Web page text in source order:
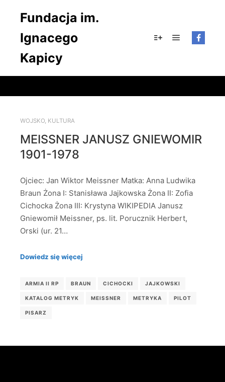
Fundacja im.
Ignacego
Kapicy
WOJSKO, KULTURA
MEISSNER JANUSZ GNIEWOMIR
1901-1978
Ojciec: Jan Wiktor Meissner Matka: Anna Ludwika
Braun Żona I: Stanisława Jajkowska Żona II: Zofia
Cichocka Żona III: Krystyna WIKIPEDIA Janusz
Gniewomił Meissner, ps. lit. Porucznik Herbert,
Orski (ur. 21…
Dowiedz się więcej
ARMIA II RP BRAUN CICHOCKI JAJKOWSKI
KATALOG METRYK MEISSNER METRYKA PILOT
PISARZ